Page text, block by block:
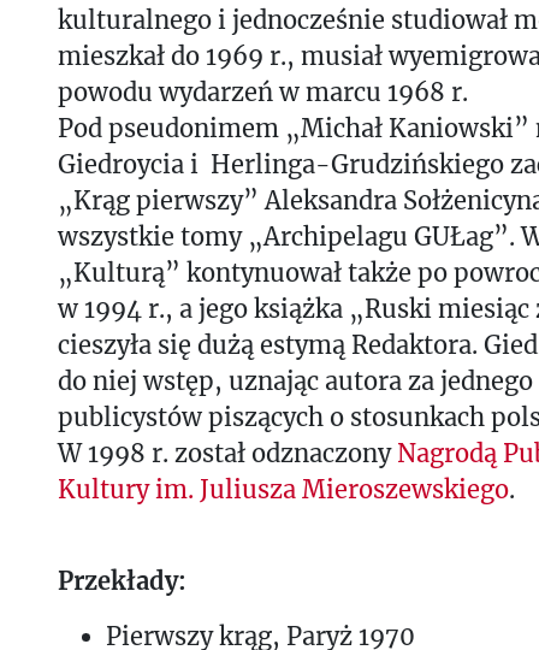
kulturalnego i jednocześnie studiował
mieszkał do 1969 r., musiał
powodu wydarzeń w marcu 1968 r.
Pod pseudonimem „Michał Kaniowski”
Giedroycia i Herlinga-Grudzińskiego
„Krąg pierwszy” Aleksandra
wszystkie tomy „Archipelagu GUŁag”.
„Kulturą” kontynuował także po
w 1994 r., a jego książka „Ruski
cieszyła się dużą estymą Redaktora.
do niej wstęp, uznając autora za
publicystów piszących o stosunkach
W 1998 r. został odznaczony Nagrodą
Kultury im. Juliusza Mieroszewskiego.
Przekłady:
Pierwszy krąg, Paryż 1970